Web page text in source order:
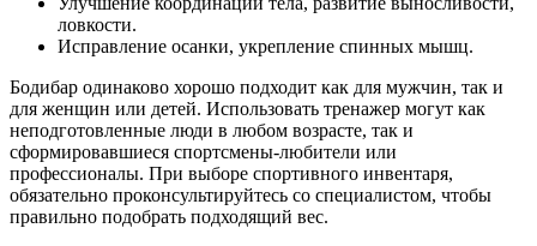
ловкости.
Исправление осанки, укрепление спинных мышц.
Бодибар одинаково хорошо подходит как для мужчин, так и
для женщин или детей. Использовать тренажер могут как
неподготовленные люди в любом возрасте, так и
сформировавшиеся спортсмены-любители или
профессионалы. При выборе спортивного инвентаря,
обязательно проконсультируйтесь со специалистом, чтобы
правильно подобрать подходящий вес.